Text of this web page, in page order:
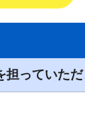
担っていた